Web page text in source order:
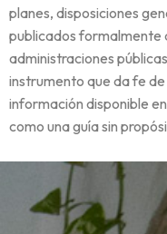
planes, disposiciones
publicados formalmente
administraciones
instrumento que da fe
información disponible
como una guía sin